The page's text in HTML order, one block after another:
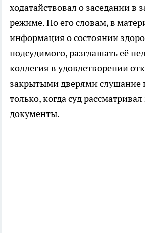
ходатайствовал о заседании в
режиме. По его словам, в
информация о состоянии
подсудимого, разглашать её
коллегия в удовлетворении
закрытыми дверями слушание
только, когда суд
документы.